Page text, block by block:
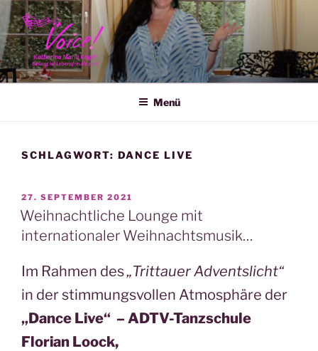
Zum
Inhalt
springen
KATHARINA MARIA KAGEL
Menü
SCHLAGWORT: DANCE LIVE
VERÖFFENTLICHT
AM
27. SEPTEMBER 2021
Weihnachtliche Lounge mit
internationaler Weihnachtsmusik…
Im Rahmen des„Trittauer Adventslicht“
in der stimmungsvollen Atmosphäre der
„Dance Live“ – ADTV-Tanzschule
Florian Loock,